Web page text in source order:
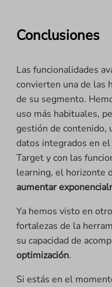
Conclusiones
Las funcionalidades
convierten una de las
de su segmento.
uso más habituales,
gestión de contenido,
datos integrados en
Target y con las
learning, el horizonte
aumentar
Ya hemos visto en
fortalezas de la
su capacidad de
optimización.
Si estás en el